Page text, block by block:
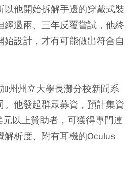
以他開始拆解手邊的穿戴式裝
經過兩、三年反覆嘗試，他終
設計，才有可能做出符合自
州州立大學長灘分校新聞系
。他發起群眾募資，預計集資
以上贊助者，可獲得專門連
解析度、附有耳機的Oculus